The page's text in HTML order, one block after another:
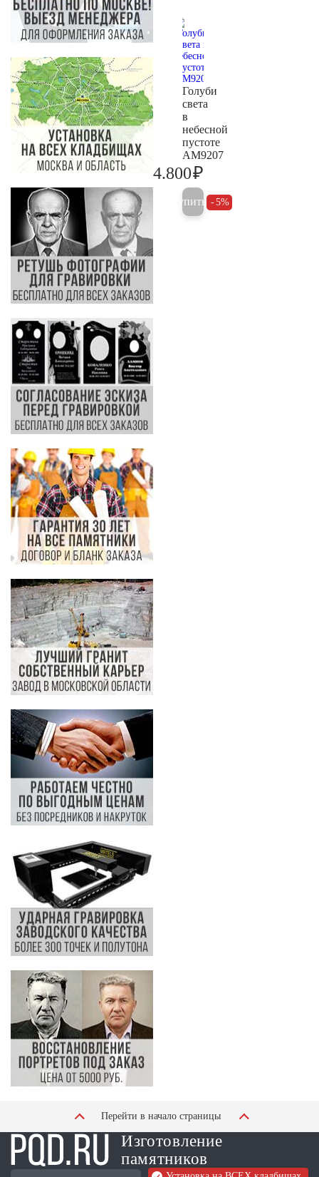
Голуби
света
в
небесной
пустоте
AM9207
4.800₽
Купить 5%
Перейти в начало страницы
Изготовление
памятников